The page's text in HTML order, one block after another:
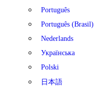
Português
Português (Brasil)
Nederlands
Українська
Polski
日本語